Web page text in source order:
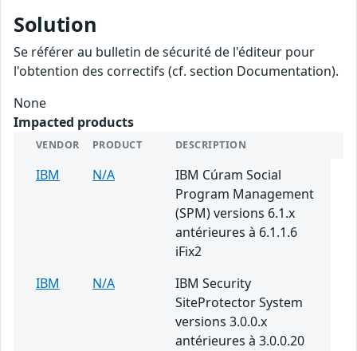
Solution
Se référer au bulletin de sécurité de l'éditeur pour
l'obtention des correctifs (cf. section Documentation).
None
Impacted products
VENDOR PRODUCT DESCRIPTION
IBM N/A
IBM Cúram Social
Program Management
(SPM) versions 6.1.x
antérieures à 6.1.1.6
iFix2
IBM
N/A
IBM Security
SiteProtector System
versions 3.0.0.x
antérieures à 3.0.0.20